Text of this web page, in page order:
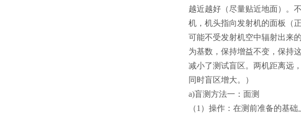
越近越好（尽量贴近地面）。
机，机头指向发射机的面板（
可能不受发射机空中辐射出来
为基数，保持增益不变，保持
减小了测试盲区。两机距离远
同时盲区增大。）
a)盲测方法一：面测
（1）操作：在测前准备的基